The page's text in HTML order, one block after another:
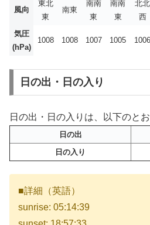
風向
東北
東
南東
南南
東
南南
東
北北
西
気圧
(hPa)
1008 1008 1007 1005 1006
日の出・日の入り
日の出・日の入りは、以下のとお
日の出
日の入り
■詳細（英語）
sunrise: 05:14:39